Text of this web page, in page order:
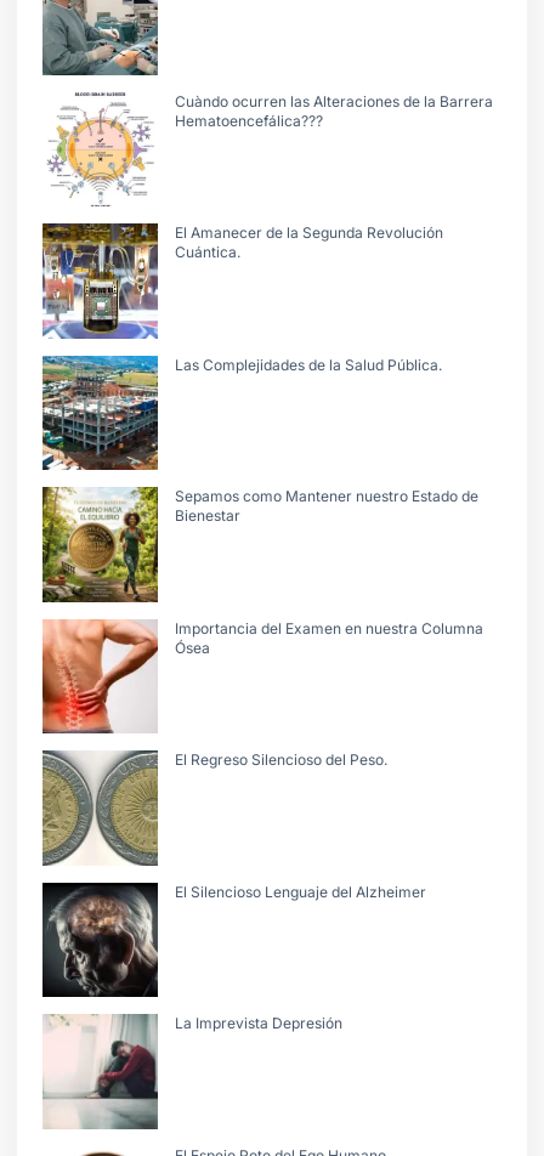
Cuàndo ocurren las Alteraciones de la Barrera
Hematoencefálica???
El Amanecer de la Segunda Revolución
Cuántica.
Las Complejidades de la Salud Pública.
Sepamos como Mantener nuestro Estado de
Bienestar
Importancia del Examen en nuestra Columna
Ósea
El Regreso Silencioso del Peso.
El Silencioso Lenguaje del Alzheimer
La Imprevista Depresión